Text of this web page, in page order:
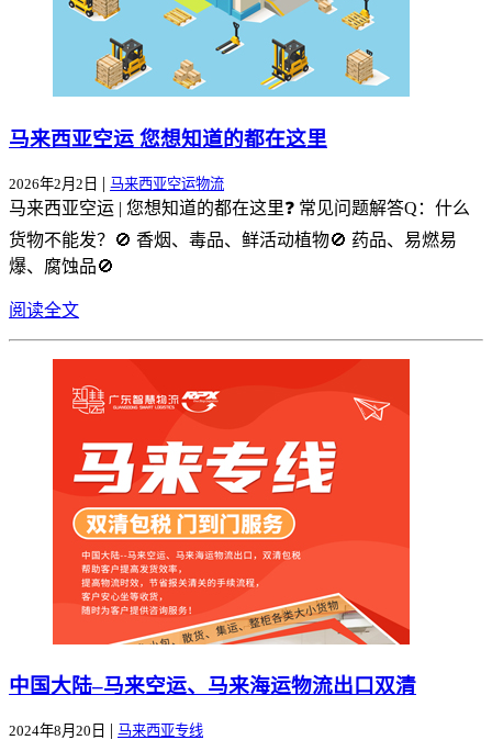
马来西亚空运 您想知道的都在这里
2026年2月2日 | 马来西亚空运物流
马来西亚空运 | 您想知道的都在这里❓ 常见问题解答Q：什么
货物不能发？🚫 香烟、毒品、鲜活动植物🚫 药品、易燃易
爆、腐蚀品🚫
阅读全文
中国大陆–马来空运、马来海运物流出口双清
2024年8月20日 | 马来西亚专线